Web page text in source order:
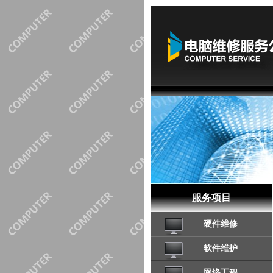
服务项目
硬件维修
软件维护